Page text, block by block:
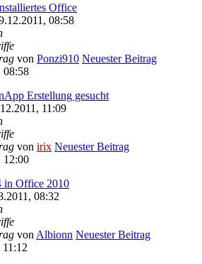
Office
08:58
von Ponzi910 Neuester Beitrag
08:58
Erstellung gesucht
11:09
von irix Neuester Beitrag
12:00
in Office 2010
08:32
von Albionn Neuester Beitrag
11:12